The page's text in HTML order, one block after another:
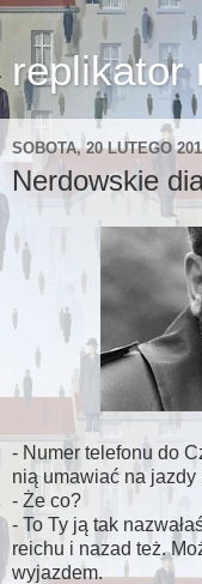
replikator
SOBOTA, 20 LUTEGO
Nerdowskie
- Numer telefonu do
nią umawiać na jazdy
- Że co?
- To Ty ją tak
reichu i nazad też.
wyjazdem.